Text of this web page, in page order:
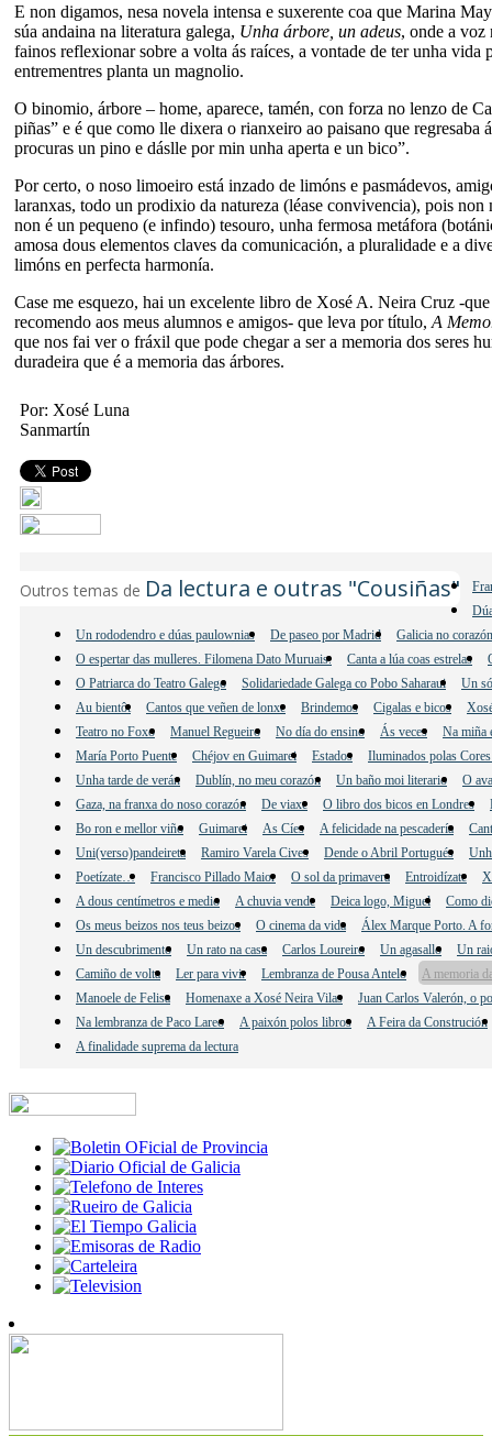
E non digamos, nesa novela intensa e suxerente coa que Marina
súa andaina na literatura galega, Unha árbore, un adeus, onde a voz
fainos reflexionar sobre a volta ás raíces, a vontade de ter unha vida
entrementres planta un magnolio.
O binomio, árbore – home, aparece, tamén, con forza no lenzo de
piñas” e é que como lle dixera o rianxeiro ao paisano que regresaba
procuras un pino e dáslle por min unha aperta e un bico”.
Por certo, o noso limoeiro está inzado de limóns e pasmádevos,
laranxas, todo un prodixio da natureza (léase convivencia), pois non
non é un pequeno (e infindo) tesouro, unha fermosa metáfora
amosa dous elementos claves da comunicación, a pluralidade e a
limóns en perfecta harmonía.
Case me esquezo, hai un excelente libro de Xosé A. Neira Cruz -que
recomendo aos meus alumnos e amigos- que leva por título, A
que nos fai ver o fráxil que pode chegar a ser a memoria dos seres
duradeira que é a memoria das árbores.
Por: Xosé Luna
Sanmartín
Outros temas de Da lectura e outras "Cousiñas"
Un rododendro e dúas paulownias
De paseo por Madrid
Galicia no
O espertar das mulleres. Filomena Dato Muruais.
Canta a lúa coas estrelas
O Patriarca do Teatro Galego
Solidariedade Galega co Pobo Saharaui
Un
Au bientôt
Cantos que veñen de lonxe Brindemos Cigalas e bicos
Teatro no Foxo
Manuel Regueiro No día do ensino Ás veces
Na miña
María Porto Puente
Chéjov en Guimarei Estados
Iluminados polas
Unha tarde de verán
Dublín, no meu corazón Un baño moi literario
O
Gaza, na franxa do noso corazón
De viaxe O libro dos bicos en Londres
Bo ron e mellor viño
Guimarei As Cíes A felicidade na pescadería
Uni(verso)pandeireta
Ramiro Varela Cives Dende o Abril Portugués
Poetízate…
Francisco Pillado Maior O sol da primavera Entroidízate
A dous centímetros e medio
A chuvia vende Deica logo, Miguel
Como
Os meus beizos nos teus beizos
O cinema da vida
Álex Marque Porto. A
Un descubrimento
Un rato na casa Carlos Loureiro Un agasallo
Un
Camiño de volta
Ler para vivir Lembranza de Pousa Antelo
A memoria
Manoele de Felisa
Homenaxe a Xosé Neira Vilas
Juan Carlos Valerón, o
Na lembranza de Paco Lareo
A paixón polos libros
A Feira da Construción
A finalidade suprema da lectura